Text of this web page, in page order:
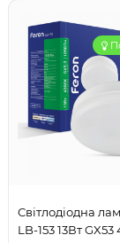
Світлодіодна
LB-153 13Вт